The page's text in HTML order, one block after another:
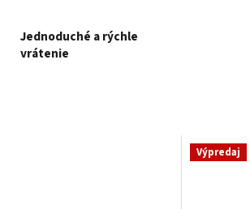
Jednoduché a rýchle
vrátenie
Výpredaj